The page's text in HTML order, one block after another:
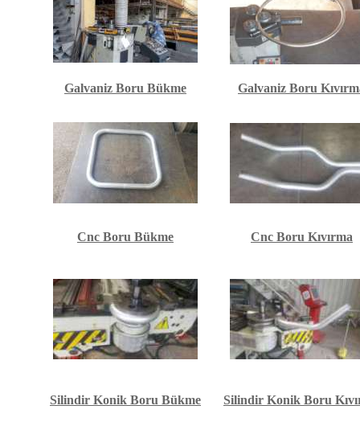
Galvaniz Boru Bükme Galvaniz Boru
Cnc Boru Bükme Cnc Boru Kıvırma
Silindir Konik Boru Bükme Silindir Konik Boru